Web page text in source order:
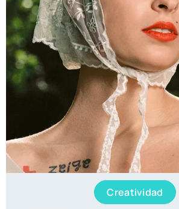
Creatividad